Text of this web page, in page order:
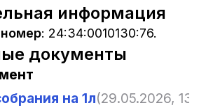
информация
: 24:34:0010130:76.
документы
на 1л(29.05.2026,